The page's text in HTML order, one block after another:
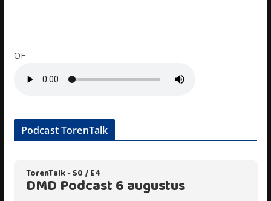
OF
Podcast TorenTalk